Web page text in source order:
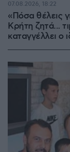
«Πόσα θέλεις
Κρήτη ζητά...
καταγγέλλει ο
07.08.2026, 18:22